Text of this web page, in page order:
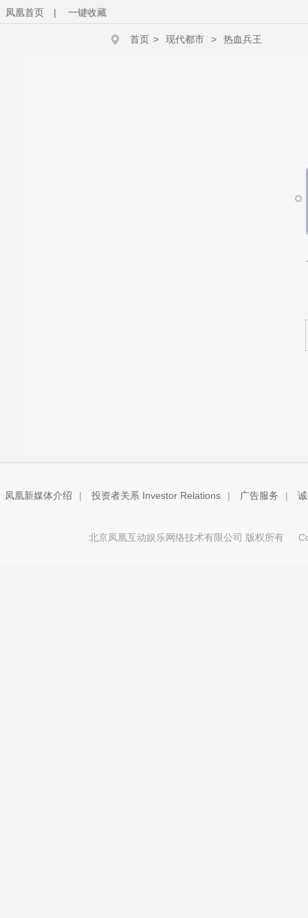
凤凰首页 | 一键收藏
首页 > 现代都市 > 热血兵王
凤凰新媒体介绍 | 投资者关系 Investor Relations | 广告服务 |
北京凤凰互动娱乐网络技术有限公司 版权所有